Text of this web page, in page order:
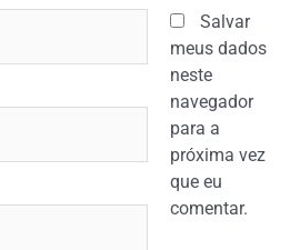
Salvar
meus dados
neste
navegador
para a
próxima vez
que eu
comentar.